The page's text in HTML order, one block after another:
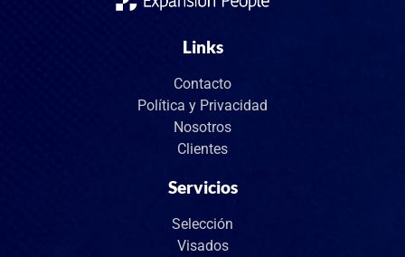
Links
Contacto
Política y Privacidad
Nosotros
Clientes
Servicios
Selección
Visados